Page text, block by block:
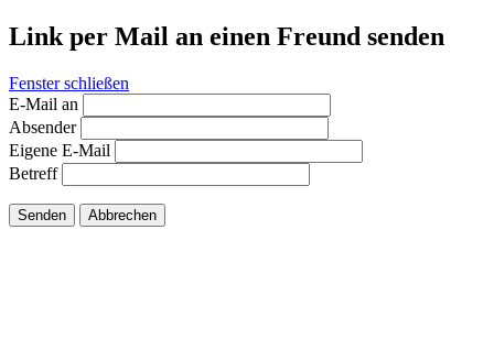
Link per Mail an einen Freund senden
Fenster schließen
E-Mail an
Absender
Eigene E-Mail
Betreff
Senden Abbrechen